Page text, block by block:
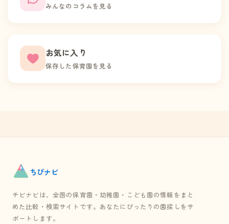
みんなのコラムを見る
お気に入り
保存した保育園を見る
ちびナビ
チビナビは、全国の保育園・幼稚園・こども園の情報をまと
めた比較・検索サイトです。あなたにぴったりの園探しをサ
ポートします。